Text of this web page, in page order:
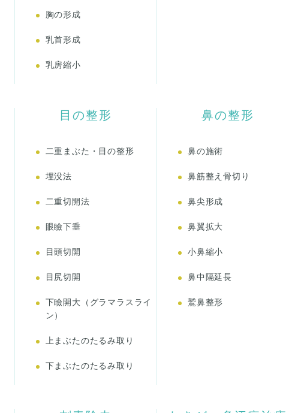
胸の形成
乳首形成
乳房縮小
目の整形
二重まぶた・目の整形
埋没法
二重切開法
眼瞼下垂
目頭切開
目尻切開
下瞼開大（グラマラスライ
ン）
上まぶたのたるみ取り
下まぶたのたるみ取り
鼻の整形
鼻の施術
鼻筋整え骨切り
鼻尖形成
鼻翼拡大
小鼻縮小
鼻中隔延長
鷲鼻整形